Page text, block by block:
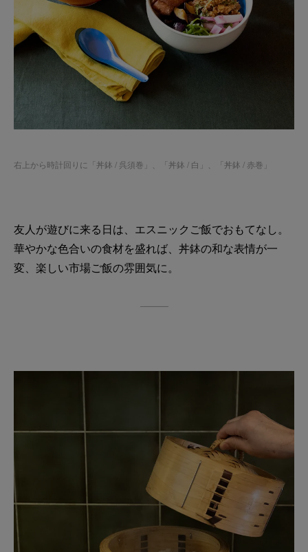
右上から時計回りに「 丼鉢 / 呉須巻 」、「 丼鉢 / 白 」、「 丼鉢 / 赤巻
友人が遊びに来る日は、エスニックご飯でおもてなし。
華やかな色合いの食材を盛れば、丼鉢の和な表情が一
変、楽しい市場ご飯の雰囲気に。